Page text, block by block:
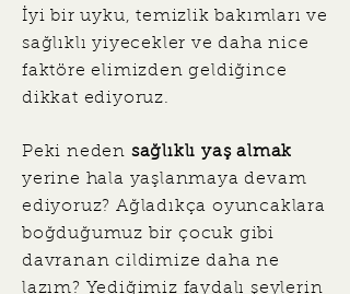
İyi bir uyku, temizlik bakımları ve
sağlıklı yiyecekler ve daha nice
faktöre elimizden geldiğince
dikkat ediyoruz.
Peki neden sağlıklı yaş almak
yerine hala yaşlanmaya devam
ediyoruz? Ağladıkça oyuncaklara
boğduğumuz bir çocuk gibi
davranan cildimize daha ne
lazım? Yediğimiz faydalı şeylerin